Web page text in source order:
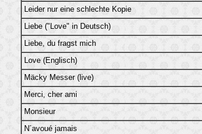
Leider nur eine schlechte Kopie
Liebe ("Love" in Deutsch)
Liebe, du fragst mich
Love (Englisch)
Mäcky Messer (live)
Merci, cher ami
Monsieur
N´avoué jamais